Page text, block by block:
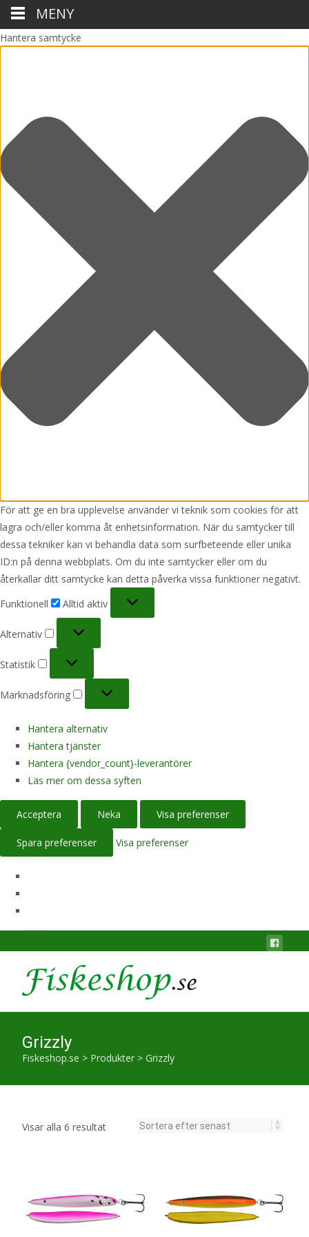
Hantera samtycke
För att ge en bra upplevelse använder vi teknik som cookies för att
lagra och/eller komma åt enhetsinformation. När du samtycker till
dessa tekniker kan vi behandla data som surfbeteende eller unika
ID:n på denna webbplats. Om du inte samtycker eller om du
återkallar ditt samtycke kan detta påverka vissa funktioner negativt.
Funktionell
Alltid aktiv
Alternativ
Statistik
Marknadsföring
Hantera alternativ
Hantera tjänster
Hantera {vendor_count}-leverantörer
Läs mer om dessa syften
Acceptera Neka Visa preferenser
Spara preferenser Visa preferenser
Grizzly
Fiskeshop.se > Produkter > Grizzly
Visar alla 6 resultatSortera
MENY